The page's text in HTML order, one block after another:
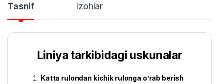
Tasnif Izohlar
Liniya tarkibidagi uskunalar
Katta rulondan kichik rulonga o’rab berish